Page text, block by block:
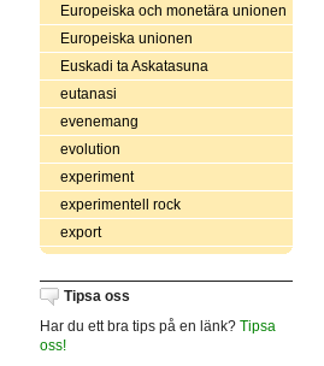
Europeiska och monetära unionen
Europeiska unionen
Euskadi ta Askatasuna
eutanasi
evenemang
evolution
experiment
experimentell rock
export
Tipsa oss
Har du ett bra tips på en länk? Tipsa
oss!